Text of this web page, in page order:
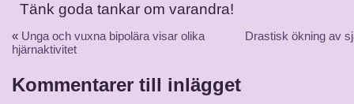
Tänk goda tankar om varandra!
« Unga och vuxna bipolära visar olika
hjärnaktivitet
Drastisk ökning av
Kommentarer till inlägget